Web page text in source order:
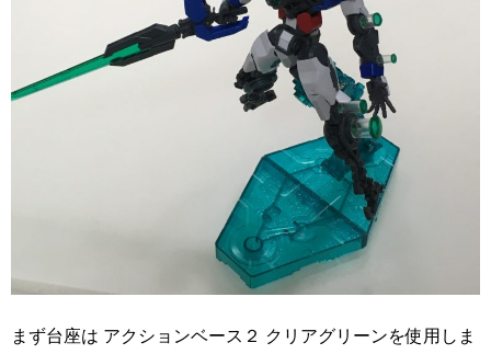
まず台座は アクションベース２ クリアグリーンを使用しま